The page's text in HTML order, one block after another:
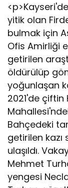
yitik olan
bulmak için
Ofis Amirliği
getirilen
öldürülüp
yoğunlaşan
2021'de çiftin
Bahçedeki
getirilen
ulaşıldı.
Mehmet
yengesi